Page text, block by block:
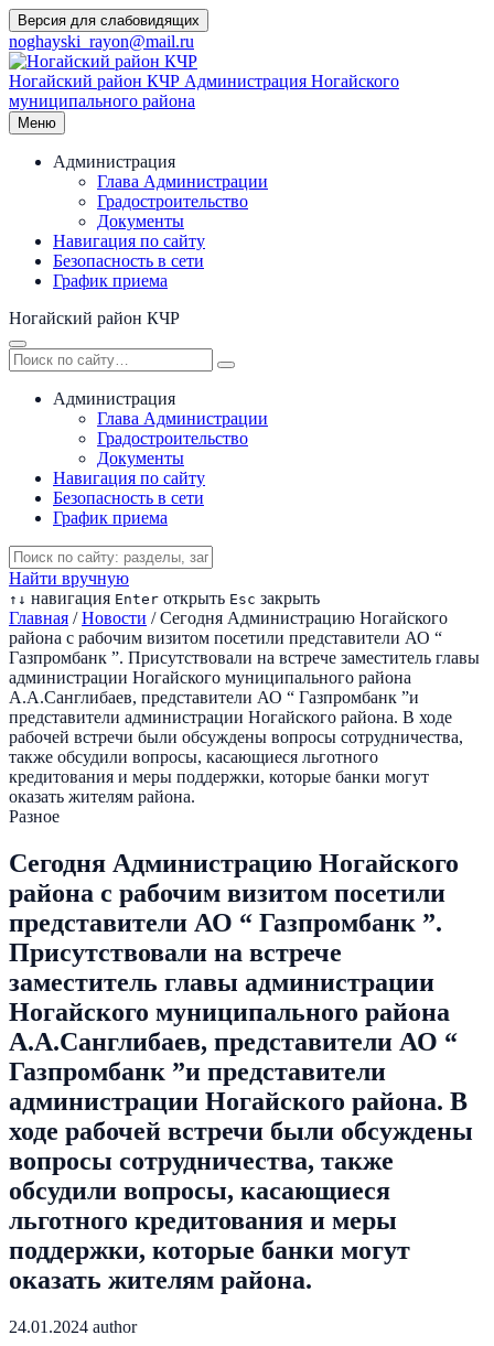
Перейти
к
содержимому
Версия для слабовидящих
noghayski_rayon@mail.ru
Ногайский район КЧР Администрация Ногайского
муниципального района
Меню
Администрация
Глава Администрации
Градостроительство
Документы
Навигация по сайту
Безопасность в сети
График приема
Ногайский район КЧР
Администрация
Глава Администрации
Градостроительство
Документы
Навигация по сайту
Безопасность в сети
График приема
Найти вручную
↑ ↓ навигация Enter открыть Esc закрыть
Главная / Новости / Сегодня Администрацию Ногайского
района с рабочим визитом посетили представители АО “
Газпромбанк ”. Присутствовали на встрече заместитель главы
администрации Ногайского муниципального района
А.А.Санглибаев, представители АО “ Газпромбанк ”и
представители администрации Ногайского района. В ходе
рабочей встречи были обсуждены вопросы сотрудничества,
также обсудили вопросы, касающиеся льготного
кредитования и меры поддержки, которые банки могут
оказать жителям района.
Разное
Сегодня Администрацию Ногайского
района с рабочим визитом посетили
представители АО “ Газпромбанк ”.
Присутствовали на встрече
заместитель главы администрации
Ногайского муниципального района
А.А.Санглибаев, представители АО “
Газпромбанк ”и представители
администрации Ногайского района. В
ходе рабочей встречи были обсуждены
вопросы сотрудничества, также
обсудили вопросы, касающиеся
льготного кредитования и меры
поддержки, которые банки могут
оказать жителям района.
24.01.2024 author